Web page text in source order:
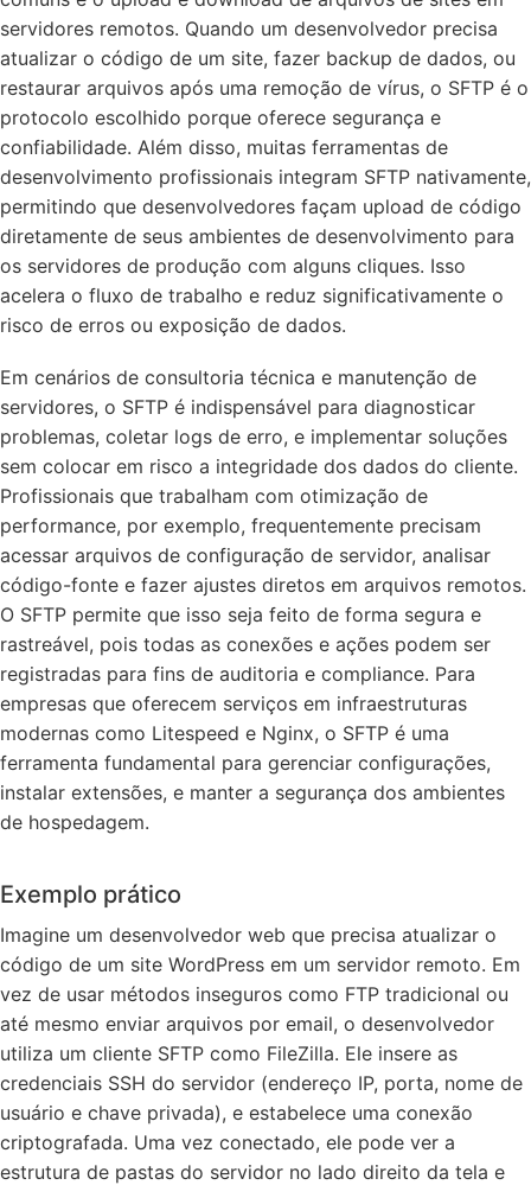
servidores remotos. Quando um desenvolvedor precisa
atualizar o código de um site, fazer backup de dados, ou
restaurar arquivos após uma remoção de vírus, o SFTP é o
protocolo escolhido porque oferece segurança e
confiabilidade. Além disso, muitas ferramentas de
desenvolvimento profissionais integram SFTP nativamente,
permitindo que desenvolvedores façam upload de código
diretamente de seus ambientes de desenvolvimento para
os servidores de produção com alguns cliques. Isso
acelera o fluxo de trabalho e reduz significativamente o
risco de erros ou exposição de dados.
Em cenários de consultoria técnica e manutenção de
servidores, o SFTP é indispensável para diagnosticar
problemas, coletar logs de erro, e implementar soluções
sem colocar em risco a integridade dos dados do cliente.
Profissionais que trabalham com otimização de
performance, por exemplo, frequentemente precisam
acessar arquivos de configuração de servidor, analisar
código-fonte e fazer ajustes diretos em arquivos remotos.
O SFTP permite que isso seja feito de forma segura e
rastreável, pois todas as conexões e ações podem ser
registradas para fins de auditoria e compliance. Para
empresas que oferecem serviços em infraestruturas
modernas como Litespeed e Nginx, o SFTP é uma
ferramenta fundamental para gerenciar configurações,
instalar extensões, e manter a segurança dos ambientes
de hospedagem.
Exemplo prático
Imagine um desenvolvedor web que precisa atualizar o
código de um site WordPress em um servidor remoto. Em
vez de usar métodos inseguros como FTP tradicional ou
até mesmo enviar arquivos por email, o desenvolvedor
utiliza um cliente SFTP como FileZilla. Ele insere as
credenciais SSH do servidor (endereço IP, porta, nome de
usuário e chave privada), e estabelece uma conexão
criptografada. Uma vez conectado, ele pode ver a
estrutura de pastas do servidor no lado direito da tela e